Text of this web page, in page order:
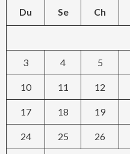
Du Se Ch
3 4 5
10 11 12
17 18 19
24 25 26